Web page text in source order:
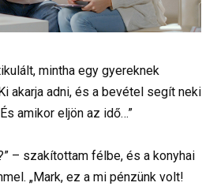
mintha egy gyereknek
akarja adni, és a bevétel segít neki
amikor eljön az idő…”
– szakítottam félbe, és a konyhai
„Mark, ez a mi pénzünk volt!